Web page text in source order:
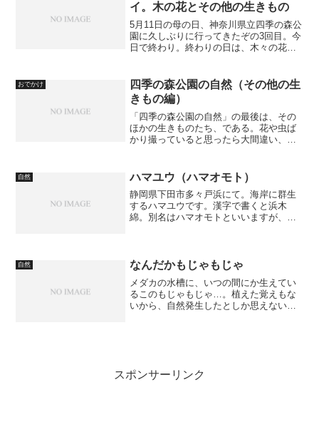
イ。木の花とその他の生きもの
5月11日の母の日、神奈川県立四季の森公
園に久しぶりに行ってきたぞの3回目。今
日で終わり。終わりの日は、木々の花と
がら可憐さいっぱいだ。
おでかけ
四季の森公園の自然（その他の生
きもの編）
「四季の森公園の自然」の最後は、その
ほかの生きものたち、である。花や虫ば
かり撮っていると思ったら大間違い、そ
EOS Kiss Digital X＋タムロンA20E最初
は、...
自然 ハマユウ（ハマオモト）
静岡県下田市多々戸浜にて。海岸に群生
するハマユウです。漢字で書くと浜木
綿。別名はハマオモトといいますが、漢
自然 なんだかもじゃもじゃ
メダカの水槽に、いつの間にか生えてい
るこのもじゃもじゃ…。植えた覚えもな
いから、自然発生したとしか思えない。
スポンサーリンク